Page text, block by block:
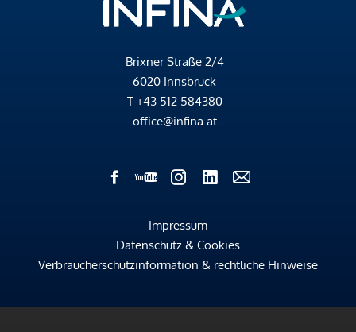
Brixner Straße 2/4
6020 Innsbruck
T +43 512 584380
office@infina.at
Impressum
Datenschutz & Cookies
Verbraucherschutzinformation & rechtliche Hinweise